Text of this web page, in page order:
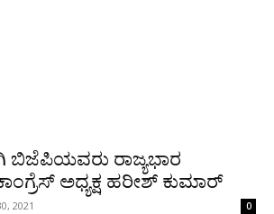
ಬಿಜೆಪಿಯವರು ರಾಜ್ಯಭಾರ
ಅಧ್ಯಕ್ಷ ಹರೀಶ್ ಕುಮಾರ್
2021 0